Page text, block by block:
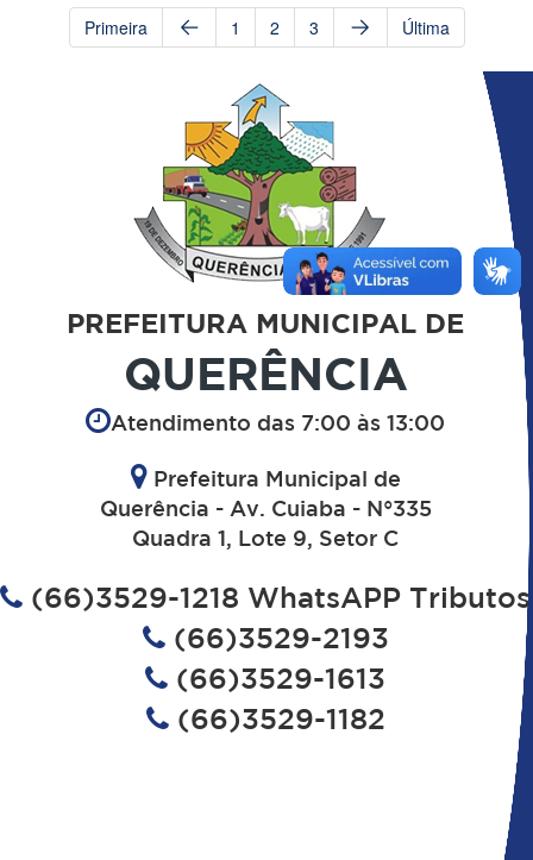
Primeira 1 2 3 Última
PREFEITURA MUNICIPAL DE
QUERÊNCIA
Atendimento das 7:00 às 13:00
Prefeitura Municipal de
Querência - Av. Cuiaba - N°335
Quadra 1, Lote 9, Setor C
(66)3529-1218 WhatsAPP Tributos
(66)3529-2193
(66)3529-1613
(66)3529-1182